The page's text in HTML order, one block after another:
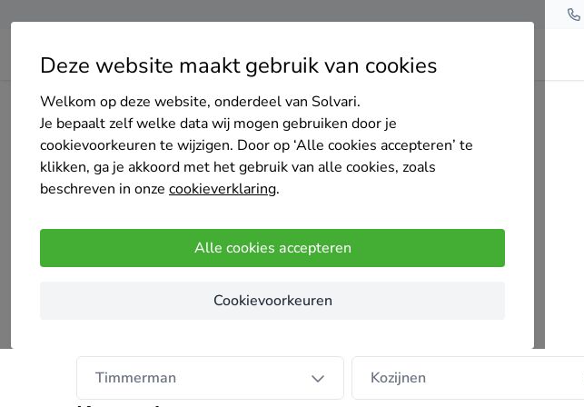
Deze website maakt gebruik van cookies
Welkom op deze website, onderdeel van Solvari.
Je bepaalt zelf welke data wij mogen gebruiken door je
cookievoorkeuren te wijzigen. Door op ‘Alle cookies accepteren’ te
klikken, ga je akkoord met het gebruik van alle cookies, zoals
beschreven in onze cookieverklaring.
Alle cookies accepteren
Cookievoorkeuren
Home Bedrijven overzicht Zuid-West Kozijnen
Zuid-West Kozijnen
Nog geen reviews
Timmerman Kozijnen